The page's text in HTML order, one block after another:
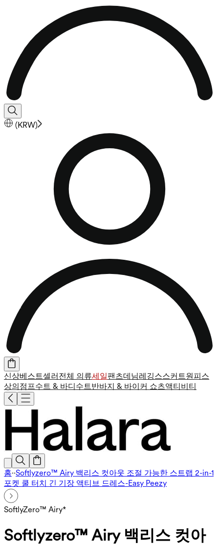
(KRW)
신상베스트셀러 전체 의류세일팬츠데님레깅스스커트원피스
상의 점프수트 & 바디수트반바지 & 바이커 쇼츠액티비티
홈··Softlyzero™ Airy 백리스 컷아웃 조절 가능한 스트랩 2-in-1
포켓 쿨 터치 긴 기장 액티브 드레스-Easy Peezy
SoftlyZero™ Airy*
Softlyzero™ Airy 백리스 컷아